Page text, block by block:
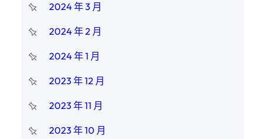
2024 年 3 月
2024 年 2 月
2024 年 1 月
2023 年 12 月
2023 年 11 月
2023 年 10 月